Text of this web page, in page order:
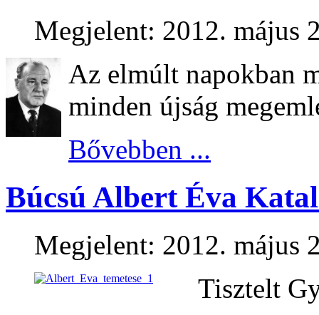
Megjelent: 2012. május
Az elmúlt napokban
minden újság
Bővebben ...
Búcsú Albert Éva
Megjelent: 2012. május
Tisztelt